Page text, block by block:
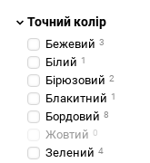
Точний колір
Бежевий 3
Білий 1
Бірюзовий 2
Блакитний 1
Бордовий 8
Жовтий 0
Зелений 4